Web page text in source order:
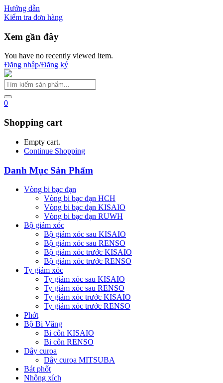
Hướng dẫn
Kiểm tra đơn hàng
Xem gần đây
You have no recently viewed item.
Đăng nhập/Đăng ký
0
Shopping cart
Empty cart.
Continue Shopping
Danh Mục Sản Phẩm
Vòng bi bạc đạn
Vòng bi bạc đạn HCH
Vòng bi bạc đạn KISAIO
Vòng bi bạc đạn RUWH
Bộ giảm xóc
Bộ giảm xóc sau KISAIO
Bộ giảm xóc sau RENSO
Bộ giảm xóc trước KISAIO
Bộ giảm xóc trước RENSO
Ty giảm xóc
Ty giảm xóc sau KISAIO
Ty giảm xóc sau RENSO
Ty giảm xóc trước KISAIO
Ty giảm xóc trước RENSO
Phớt
Bộ Bi Văng
Bi côn KISAIO
Bi côn RENSO
Dây curoa
Dây curoa MITSUBA
Bát phốt
Nhông xích